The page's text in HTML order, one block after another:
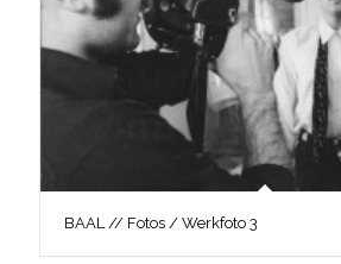
BAAL // Fotos / Werkfoto 3